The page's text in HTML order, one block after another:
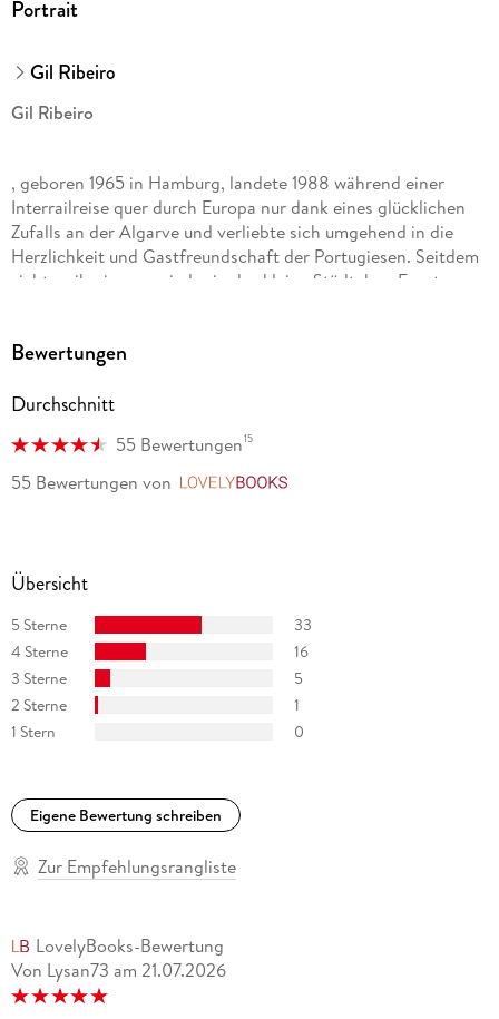
Portrait
Gil Ribeiro
Gil Ribeiro
, geboren 1965 in Hamburg, landete 1988 während einer
Interrailreise quer durch Europa nur dank eines glücklichen
Zufalls an der Algarve und verliebte sich umgehend in die
Herzlichkeit und Gastfreundschaft der Portugiesen. Seitdem
zieht es ihn immer wieder in das kleine Städtchen Fuseta an
Schmidt seit vielen Jahren einer der erfolgreichsten
Stuttgart.
Bewertungen
Durchschnitt
55 Bewertungen15
55 Bewertungen von
Übersicht
5 Sterne
33
4 Sterne
16
3 Sterne
5
2 Sterne
1
1 Stern
0
Eigene Bewertung schreiben
Zur Empfehlungsrangliste
LovelyBooks-Bewertung
Von Lysan73 am 21.07.2026